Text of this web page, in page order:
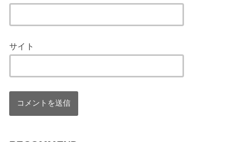
サイト